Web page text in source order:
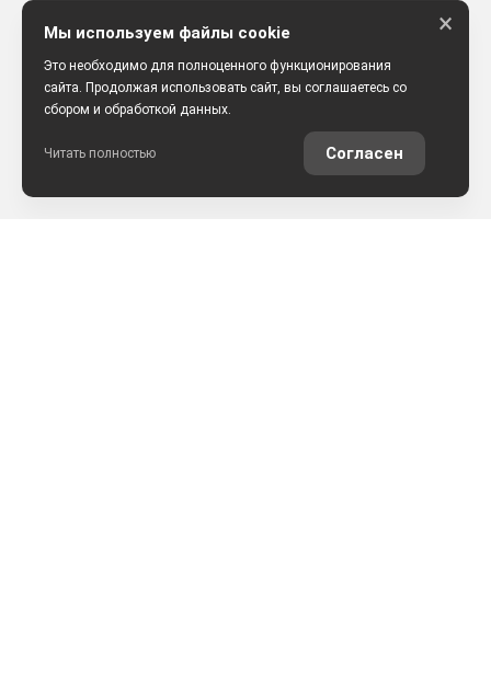
Мы используем файлы cookie
Это необходимо для полноценного функционирования
сайта. Продолжая использовать сайт, вы соглашаетесь со
сбором и обработкой данных.
Читать полностью Согласен
×